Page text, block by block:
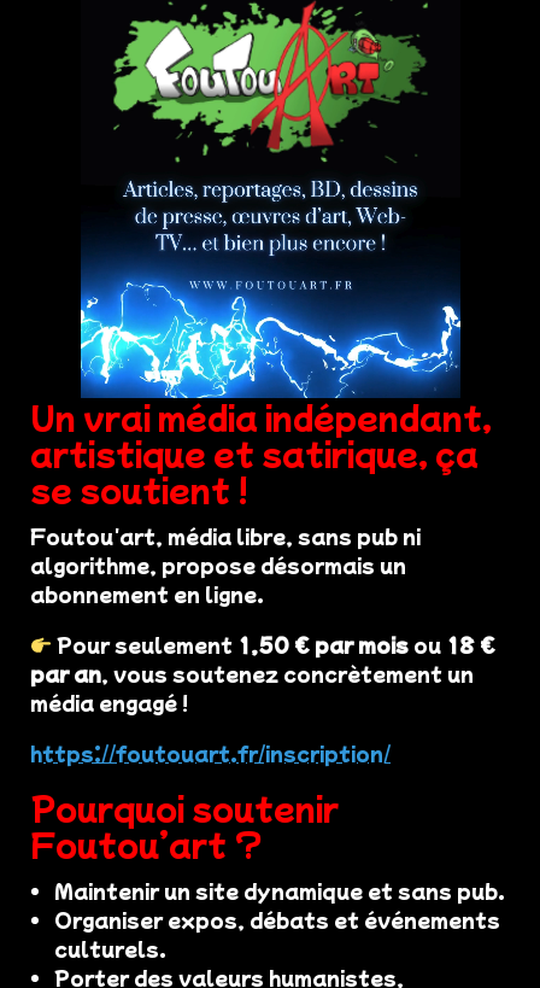
Un vrai média indépendant,
artistique et satirique, ça
se soutient !
Foutou'art, média libre, sans pub ni
algorithme, propose désormais un
abonnement en ligne.
Pour seulement 1,50 € par mois ou 18 €
par an, vous soutenez concrètement un
média engagé !
https://foutouart.fr/inscription/
Pourquoi soutenir
Foutou’art ?
Maintenir un site dynamique et sans pub.
Organiser expos, débats et événements
culturels.
Porter des valeurs humanistes,